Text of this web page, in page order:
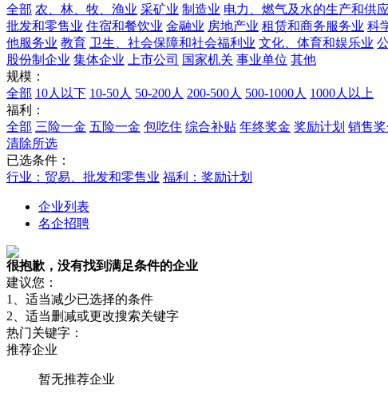
全部 农、林、牧、渔业 采矿业 制造业 电力、燃气及水的生产和供
批发和零售业 住宿和餐饮业 金融业 房地产业 租赁和商务服务业 科
他服务业 教育 卫生、社会保障和社会福利业 文化、体育和娱乐业
股份制企业 集体企业 上市公司 国家机关 事业单位 其他
规模：
全部 10人以下 10-50人 50-200人 200-500人 500-1000人 1000人以上
福利：
全部 三险一金 五险一金 包吃住 综合补贴 年终奖金 奖励计划 销售
清除所选
已选条件：
行业：贸易、批发和零售业 福利：奖励计划
企业列表
名企招聘
很抱歉，没有找到满足条件的企业
建议您：
1、适当减少已选择的条件
2、适当删减或更改搜索关键字
热门关键字：
推荐企业
暂无推荐企业